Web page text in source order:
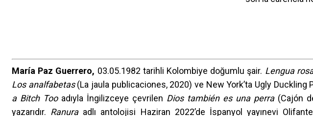
María Paz Guerrero, 03.05.1982 tarihli Kolombiye doğumlu şair. Lengua
Los analfabetas(La jaula publicaciones, 2020) ve New York’ta Ugly Duckling
a Bitch Tooadıyla İngilizceye çevrilen Dios también es una perra(Cajón
yazarıdır. Ranuraadlı antolojisi Haziran 2022’de İspanyol yayınevi Olifante